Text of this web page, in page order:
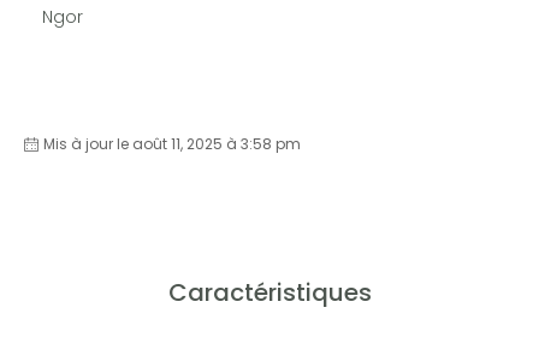
Ngor
Mis à jour le août 11, 2025 à 3:58 pm
Caractéristiques